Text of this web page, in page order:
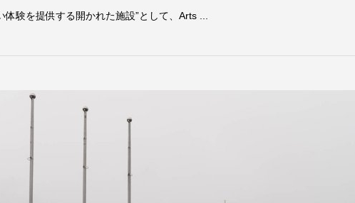
験を提供する開かれた施設”として、Arts ...